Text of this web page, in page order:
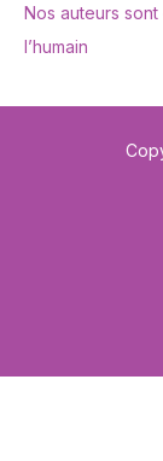
Nos auteurs
l’humain